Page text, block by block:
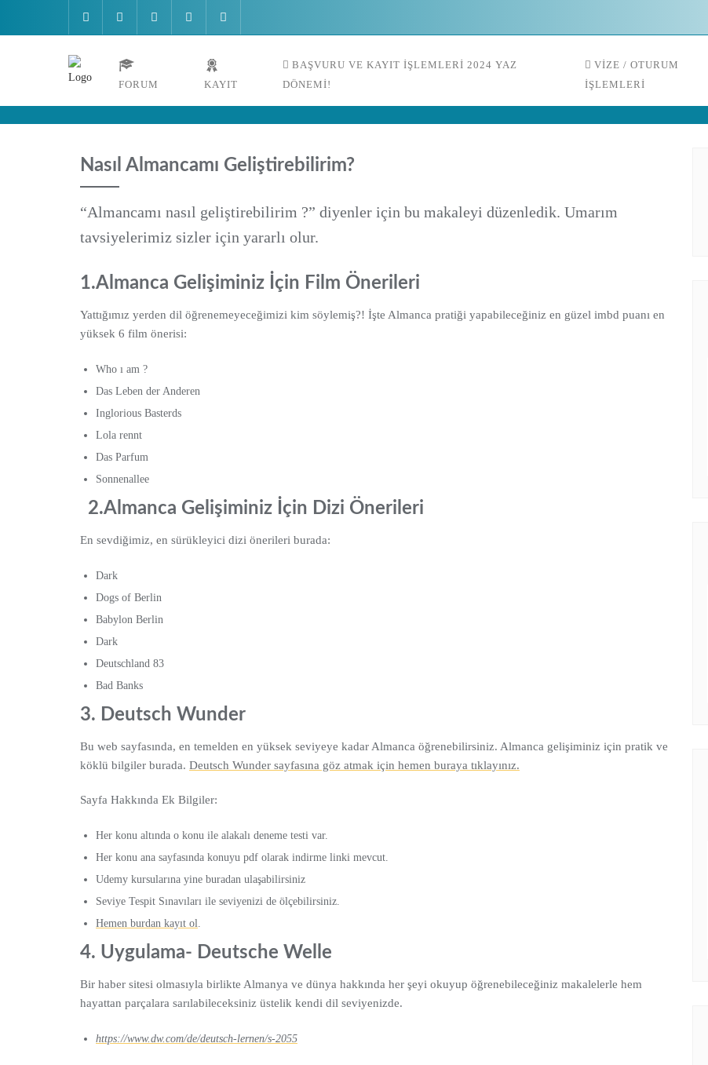
FORUM KAYIT
BAŞVURU VE KAYIT İŞLEMLERI 2024 YAZ
DÖNEMI!
VIZE / OTURUM
İŞLEMLERI
Nasıl Almancamı Geliştirebilirim?
“Almancamı nasıl geliştirebilirim ?” diyenler için bu makaleyi düzenledik. Umarım
tavsiyelerimiz sizler için yararlı olur.
1.Almanca Gelişiminiz İçin Film Önerileri
Yattığımız yerden dil öğrenemeyeceğimizi kim söylemiş?! İşte Almanca pratiği yapabileceğiniz en güzel imbd puanı en
yüksek 6 film önerisi:
Who ı am ?
Das Leben der Anderen
Inglorious Basterds
Lola rennt
Das Parfum
Sonnenallee
2.Almanca Gelişiminiz İçin Dizi Önerileri
En sevdiğimiz, en sürükleyici dizi önerileri burada:
Dark
Dogs of Berlin
Babylon Berlin
Dark
Deutschland 83
Bad Banks
3. Deutsch Wunder
Bu web sayfasında, en temelden en yüksek seviyeye kadar Almanca öğrenebilirsiniz. Almanca gelişiminiz için pratik ve
köklü bilgiler burada. Deutsch Wunder sayfasına göz atmak için hemen buraya tıklayınız.
Sayfa Hakkında Ek Bilgiler:
Her konu altında o konu ile alakalı deneme testi var.
Her konu ana sayfasında konuyu pdf olarak indirme linki mevcut.
Udemy kursularına yine buradan ulaşabilirsiniz
Seviye Tespit Sınavıları ile seviyenizi de ölçebilirsiniz.
Hemen burdan kayıt ol.
4. Uygulama- Deutsche Welle
Bir haber sitesi olmasıyla birlikte Almanya ve dünya hakkında her şeyi okuyup öğrenebileceğiniz makalelerle hem
hayattan parçalara sarılabileceksiniz üstelik kendi dil seviyenizde.
https://www.dw.com/de/deutsch-lernen/s-2055